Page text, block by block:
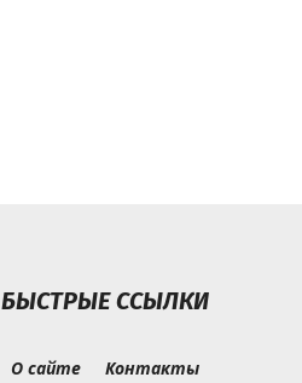
БЫСТРЫЕ ССЫЛКИ
О сайте Контакты